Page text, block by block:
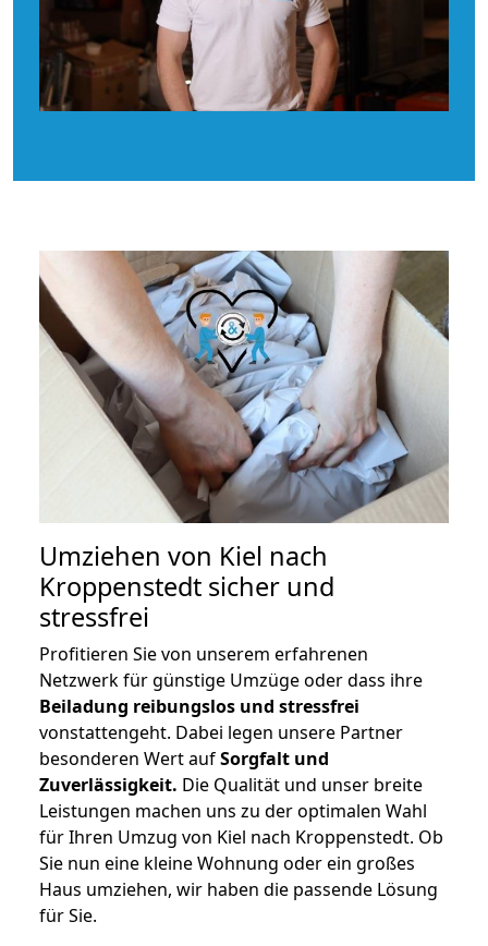
Umziehen von Kiel nach
Kroppenstedt sicher und
stressfrei
Profitieren Sie von unserem erfahrenen
Netzwerk für günstige Umzüge oder dass ihre
Beiladung reibungslos und stressfrei
vonstattengeht. Dabei legen unsere Partner
besonderen Wert aufSorgfalt und
Zuverlässigkeit. Die Qualität und unser breite
Leistungen machen uns zu der optimalen Wahl
für Ihren Umzug von Kiel nach Kroppenstedt. Ob
Sie nun eine kleine Wohnung oder ein großes
Haus umziehen, wir haben die passende Lösung
für Sie.